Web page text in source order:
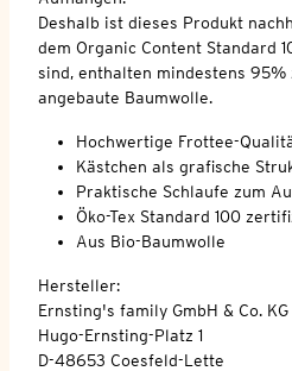
Deshalb ist dieses Produkt
dem Organic Content Standard
sind, enthalten mindestens
angebaute Baumwolle.
Hochwertige Frottee-
Kästchen als grafische
Praktische Schlaufe zum
Öko-Tex Standard 100
Aus Bio-Baumwolle
Hersteller:
Ernsting's family GmbH & Co. KG
Hugo-Ernsting-Platz 1
D-48653 Coesfeld-Lette